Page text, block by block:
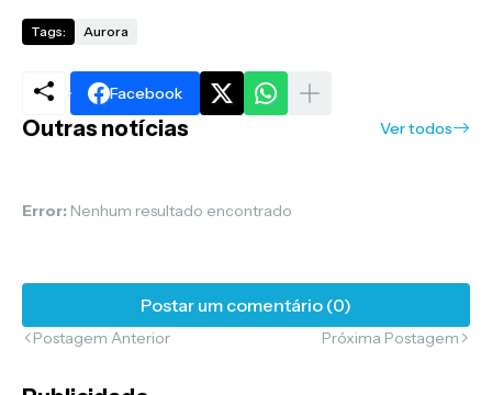
Tags: Aurora
Facebook
Outras notícias Ver todos
Error: Nenhum resultado encontrado
Postar um comentário (0)
Postagem Anterior Próxima Postagem